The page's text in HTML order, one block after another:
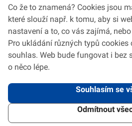
2026 © VeV-VA Vyškov • Informace jsou
Co že to znamená? Cookies jsou
které slouží např. k tomu, aby si
nastavení a to, co vás zajímá,
Pro ukládání různých typů cookies
souhlas. Web bude fungovat i bez
o něco lépe.
Souhlasím se
Odmítnout